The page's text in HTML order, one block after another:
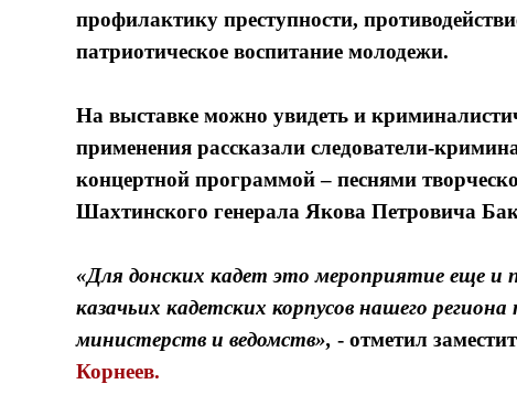
профилактику преступности,
патриотическое воспитание молодежи.
На выставке можно увидеть и
применения рассказали следователи-
концертной программой – песнями
Шахтинского генерала Якова Петровича
«Для донских кадет это мероприятие еще и
казачьих кадетских корпусов нашего
министерств и ведомств», - отметил
Корнеев.